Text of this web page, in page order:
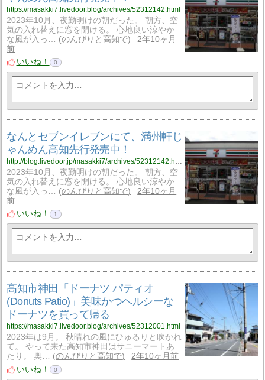
https://masakki7.livedoor.blog/archives/52312142.html
2023年10月、夜勤明けの朝だった。 朝方、空
気の入れ替えに窓を開ける。 心地良い涼やか
な風が入っ…
のんびりと高知で
2年10ヶ月
前
いいね！
0
なんとセブンイレブンにて、満州軒じ
ゃんめん高知先行発売中！
http://blog.livedoor.jp/masakki7/archives/52312142.html
2023年10月、夜勤明けの朝だった。 朝方、空
気の入れ替えに窓を開ける。 心地良い涼やか
な風が入っ…
のんびりと高知で
2年10ヶ月
前
いいね！
1
高知市神田「ドーナツ パティオ
(Donuts Patio)」美味かつヘルシーな
ドーナツを買って帰る
https://masakki7.livedoor.blog/archives/52312001.html
2023年は9月。 秋晴れの風にひゅるりと吹かれ
て。 やって来た高知市神田はサニーマートあ
たり。 奥…
のんびりと高知で
2年10ヶ月前
いいね！
0